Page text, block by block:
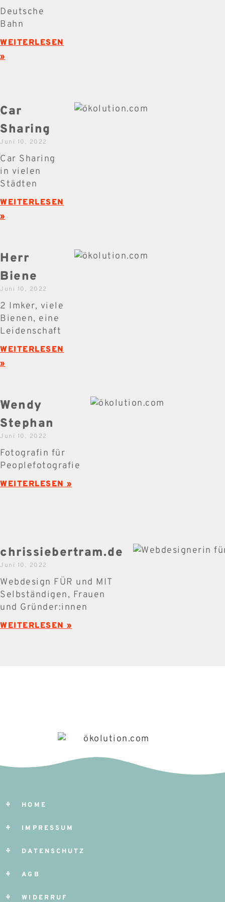
Deutsche
Bahn
WEITERLESEN
»
Car
Sharing
Juni 10, 2022
Car Sharing
in vielen
Städten
WEITERLESEN
»
Herr
Biene
Juni 10, 2022
2 Imker, viele
Bienen, eine
Leidenschaft
WEITERLESEN
»
Wendy
Stephan
Juni 10, 2022
Fotografin für
Peoplefotografie
WEITERLESEN »
chrissiebertram.de
Juni 10, 2022
Webdesign FÜR und MIT
Selbständigen, Frauen
und Gründer:innen
WEITERLESEN »
⚘ HOME
⚘ IMPRESSUM
⚘ DATENSCHUTZ
⚘ AGB
⚘ WIDERRUF